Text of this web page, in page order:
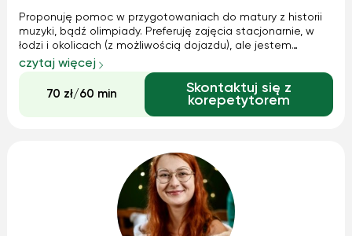
Proponuję pomoc w przygotowaniach do matury z historii
muzyki, bądź olimpiady. Preferuję zajęcia stacjonarnie, w
łodzi i okolicach (z możliwością dojazdu), ale jestem
również otwarty na zajęcia online. Czas trwania zajęć do
ustalenia. Charakter zajęć będzie w pełni zależeć od
oczekiwań względem mnie.
czytaj więcej
70 zł/60 min
Skontaktuj się z
korepetytorem